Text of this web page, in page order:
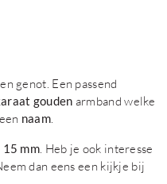
genot. Een passend
gouden armband welke
naam
15 mm . Heb je ook interesse
dan eens een kijkje bij